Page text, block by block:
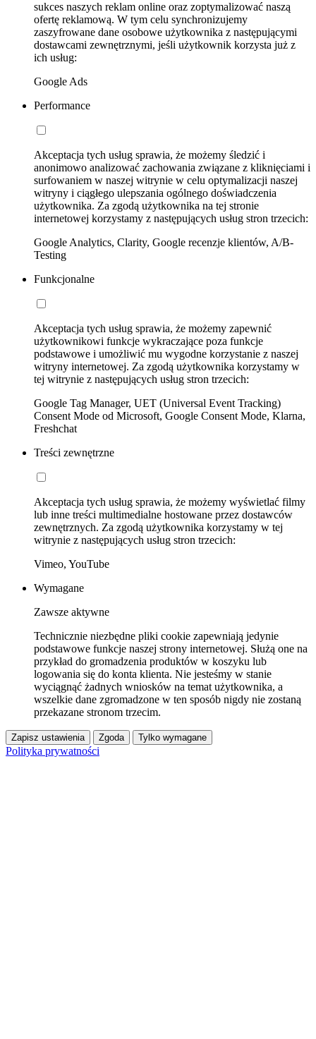
sukces naszych reklam online oraz zoptymalizować naszą
ofertę reklamową. W tym celu synchronizujemy
zaszyfrowane dane osobowe użytkownika z następującymi
dostawcami zewnętrznymi, jeśli użytkownik korzysta już z
ich usług:
Google Ads
Performance
Akceptacja tych usług sprawia, że możemy śledzić i
anonimowo analizować zachowania związane z kliknięciami i
surfowaniem w naszej witrynie w celu optymalizacji naszej
witryny i ciągłego ulepszania ogólnego doświadczenia
użytkownika. Za zgodą użytkownika na tej stronie
internetowej korzystamy z następujących usług stron trzecich:
Google Analytics, Clarity, Google recenzje klientów, A/B-
Testing
Funkcjonalne
Akceptacja tych usług sprawia, że możemy zapewnić
użytkownikowi funkcje wykraczające poza funkcje
podstawowe i umożliwić mu wygodne korzystanie z naszej
witryny internetowej. Za zgodą użytkownika korzystamy w
tej witrynie z następujących usług stron trzecich:
Google Tag Manager, UET (Universal Event Tracking)
Consent Mode od Microsoft, Google Consent Mode, Klarna,
Freshchat
Treści zewnętrzne
Akceptacja tych usług sprawia, że możemy wyświetlać filmy
lub inne treści multimedialne hostowane przez dostawców
zewnętrznych. Za zgodą użytkownika korzystamy w tej
witrynie z następujących usług stron trzecich:
Vimeo, YouTube
Wymagane
Zawsze aktywne
Technicznie niezbędne pliki cookie zapewniają jedynie
podstawowe funkcje naszej strony internetowej. Służą one na
przykład do gromadzenia produktów w koszyku lub
logowania się do konta klienta. Nie jesteśmy w stanie
wyciągnąć żadnych wniosków na temat użytkownika, a
wszelkie dane zgromadzone w ten sposób nigdy nie zostaną
przekazane stronom trzecim.
Zapisz ustawienia Zgoda Tylko wymagane
Polityka prywatności